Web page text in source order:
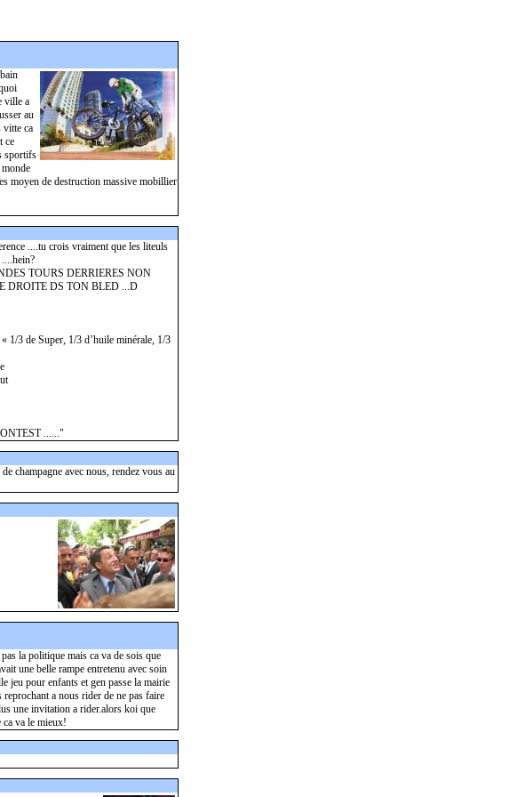
ville a
au
vitte ca
ce
sportifs
moyen de destruction massive mobillier
....tu crois vraiment que les liteuls
TOURS DERRIERES NON
DROITE DS TON BLED ...D
3 de Super, 1/3 d’huile minérale, 1/3
......"
champagne avec nous, rendez vous au
la politique mais ca va de sois que
une belle rampe entretenu avec soin
jeu pour enfants et gen passe la mairie
a nous rider de ne pas faire
une invitation a rider.alors koi que
ca va le mieux!